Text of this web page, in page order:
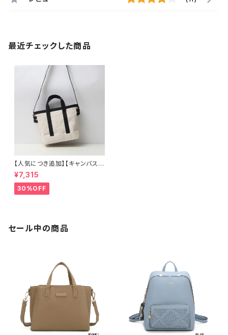
最近チェックした商品
【人気につき追加】【キャンバス・
帆布】 2way 手提げ 肩がけ
ショルダー トートバッグ レディー
ス
¥7,315
30%OFF
セール中の商品